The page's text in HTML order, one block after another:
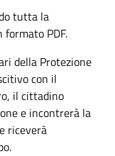
tutta la
PDF.
della Protezione
con il
il cittadino
e incontrerà la
riceverà